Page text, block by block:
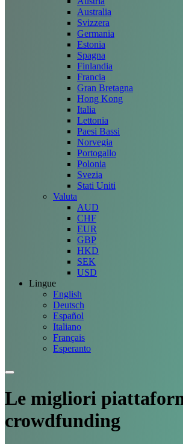
Australia
Svizzera
Germania
Estonia
Spagna
Finlandia
Francia
Gran Bretagna
Hong Kong
Italia
Lettonia
Paesi Bassi
Norvegia
Portogallo
Polonia
Svezia
Stati Uniti
Valuta
AUD
CHF
EUR
GBP
HKD
SEK
USD
Lingue
English
Deutsch
Español
Italiano
Français
Esperanto
Le migliori
crowdfunding